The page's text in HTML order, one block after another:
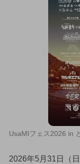
UsaMIフェス2026 in
2026年5月31日（